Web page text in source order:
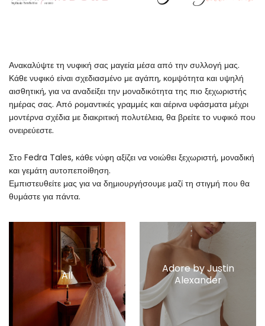
Ανακαλύψτε τη νυφική σας μαγεία μέσα από την συλλογή μας.
Κάθε νυφικό είναι σχεδιασμένο με αγάπη, κομψότητα και υψηλή
αισθητική, για να αναδείξει την μοναδικότητα της πιο ξεχωριστής
ημέρας σας. Από ρομαντικές γραμμές και αέρινα υφάσματα μέχρι
μοντέρνα σχέδια με διακριτική πολυτέλεια, θα βρείτε το νυφικό που
ονειρεύεστε.
Στο Fedra Tales, κάθε νύφη αξίζει να νοιώθει ξεχωριστή, μοναδική
και γεμάτη αυτοπεποίθηση.
Εμπιστευθείτε μας για να δημιουργήσουμε μαζί τη στιγμή που θα
θυμάστε για πάντα.
All
Adore by Justin
Alexander